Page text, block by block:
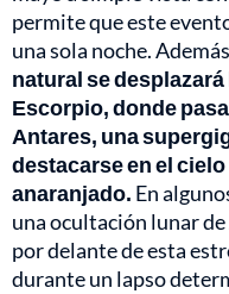
permite que este
una sola noche.
natural se
Escorpio, donde
Antares, una
destacarse en el
anaranjado. En
una ocultación lunar de
por delante de esta
durante un lapso